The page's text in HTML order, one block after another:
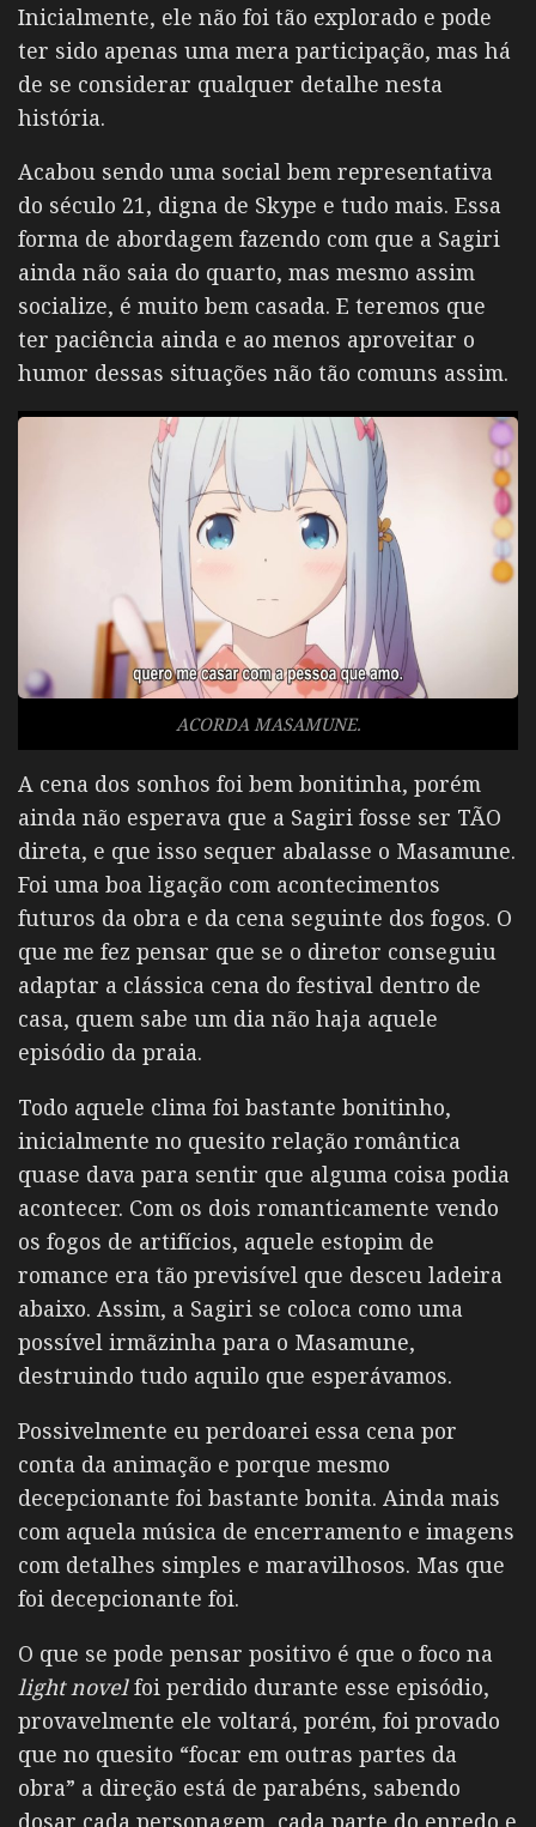
Inicialmente, ele não foi tão explorado e pode
ter sido apenas uma mera participação, mas há
de se considerar qualquer detalhe nesta
história.
Acabou sendo uma social bem representativa
do século 21, digna de Skype e tudo mais. Essa
forma de abordagem fazendo com que a Sagiri
ainda não saia do quarto, mas mesmo assim
socialize, é muito bem casada. E teremos que
ter paciência ainda e ao menos aproveitar o
humor dessas situações não tão comuns assim.
ACORDA MASAMUNE.
A cena dos sonhos foi bem bonitinha, porém
ainda não esperava que a Sagiri fosse ser TÃO
direta, e que isso sequer abalasse o Masamune.
Foi uma boa ligação com acontecimentos
futuros da obra e da cena seguinte dos fogos. O
que me fez pensar que se o diretor conseguiu
adaptar a clássica cena do festival dentro de
casa, quem sabe um dia não haja aquele
episódio da praia.
Todo aquele clima foi bastante bonitinho,
inicialmente no quesito relação romântica
quase dava para sentir que alguma coisa podia
acontecer. Com os dois romanticamente vendo
os fogos de artifícios, aquele estopim de
romance era tão previsível que desceu ladeira
abaixo. Assim, a Sagiri se coloca como uma
possível irmãzinha para o Masamune,
destruindo tudo aquilo que esperávamos.
Possivelmente eu perdoarei essa cena por
conta da animação e porque mesmo
decepcionante foi bastante bonita. Ainda mais
com aquela música de encerramento e imagens
com detalhes simples e maravilhosos. Mas que
foi decepcionante foi.
O que se pode pensar positivo é que o foco na
light novelfoi perdido durante esse episódio,
provavelmente ele voltará, porém, foi provado
que no quesito “focar em outras partes da
obra” a direção está de parabéns, sabendo
dosar cada personagem, cada parte do enredo e